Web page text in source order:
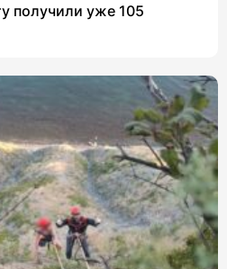
получили уже 105